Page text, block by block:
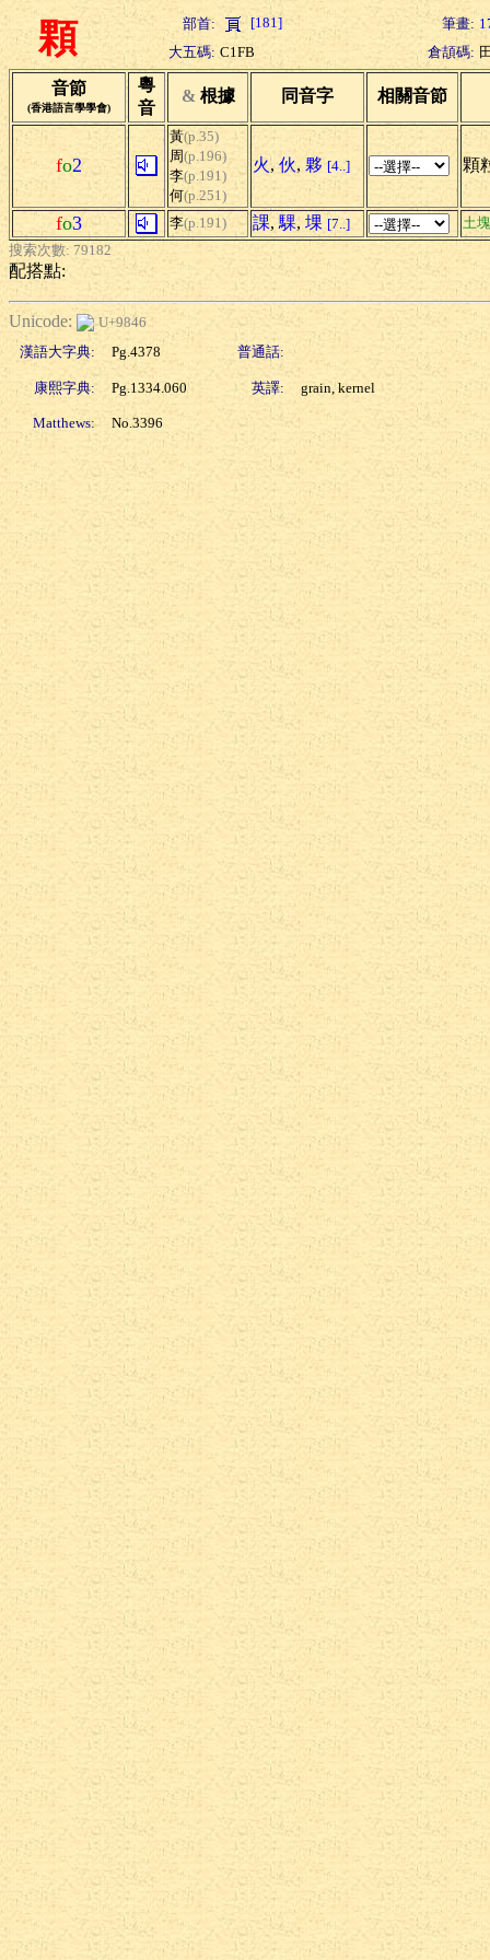
顆 部首: [181] 筆畫:
大五碼: C1FB 倉頡碼:
音節
(香港語言學學會)
粵
音
& 根據 同音字 相關音節
fo2
黃(p.35)
周(p.196)
李(p.191)
何(p.251)
火, 伙, 夥 [4..] 顆
fo3 李(p.191) 課, 騍, 堁 [7..]
土塊
搜索次數: 79182
配搭點:
Unicode:
U+9846
漢語大字典:
Pg.4378 普通話:
康熙字典: Pg.1334.060 英譯: grain, kernel
Matthews: No.3396